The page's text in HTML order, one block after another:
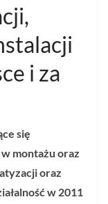
i za
się
montażu oraz
oraz
w 2011